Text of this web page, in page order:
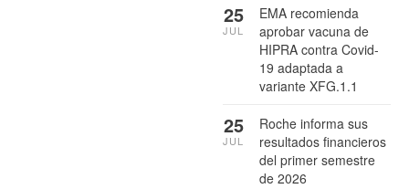
EMA recomienda
aprobar vacuna de
HIPRA contra Covid-
19 adaptada a
variante XFG.1.1
25
JUL
Roche informa sus
resultados financieros
del primer semestre
de 2026
25
JUL